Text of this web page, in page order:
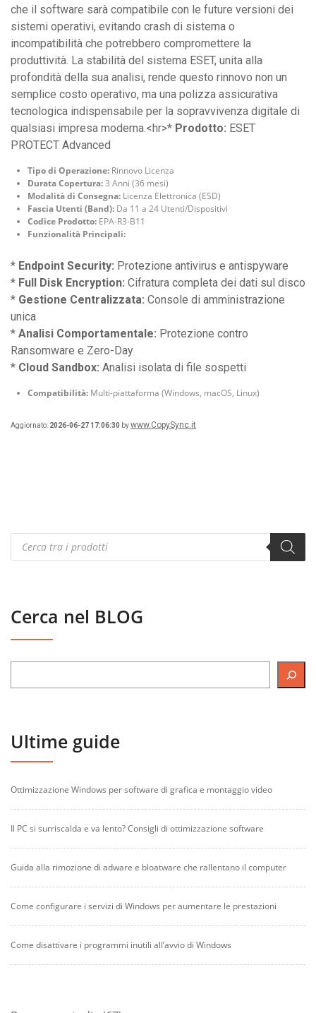
che il software sarà compatibile con le future versioni dei
sistemi operativi, evitando crash di sistema o
incompatibilità che potrebbero compromettere la
produttività. La stabilità del sistema ESET, unita alla
profondità della sua analisi, rende questo rinnovo non un
semplice costo operativo, ma una polizza assicurativa
tecnologica indispensabile per la sopravvivenza digitale di
qualsiasi impresa moderna.<hr>* Prodotto: ESET
PROTECT Advanced
Tipo di Operazione: Rinnovo Licenza
Durata Copertura:3 Anni (36 mesi)
Modalità di Consegna: Licenza Elettronica (ESD)
Fascia Utenti (Band): Da 11 a 24 Utenti/Dispositivi
Codice Prodotto: EPA-R3-B11
Funzionalità Principali:
* Endpoint Security: Protezione antivirus e antispyware
* Full Disk Encryption: Cifratura completa dei dati sul disco
* Gestione Centralizzata: Console di amministrazione
unica
* Analisi Comportamentale: Protezione contro
Ransomware e Zero-Day
* Cloud Sandbox: Analisi isolata di file sospetti
Compatibilità: Multi-piattaforma (Windows, macOS, Linux)
Aggiornato: 2026-06-27 17:06:30 bywww.CopySync.it
Products
search
Cerca nel BLOG
Ultime guide
Ottimizzazione Windows per software di grafica e montaggio video
Il PC si surriscalda e va lento? Consigli di ottimizzazione software
Guida alla rimozione di adware e bloatware che rallentano il computer
Come configurare i servizi di Windows per aumentare le prestazioni
Come disattivare i programmi inutili all’avvio di Windows